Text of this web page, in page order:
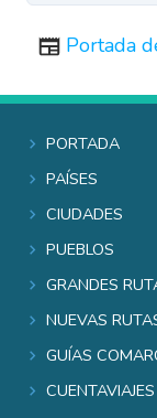
Portada
Portada
Países
Ciudades
Pueblos
Grandes
Nuevas
Guías
Cuentaviajes